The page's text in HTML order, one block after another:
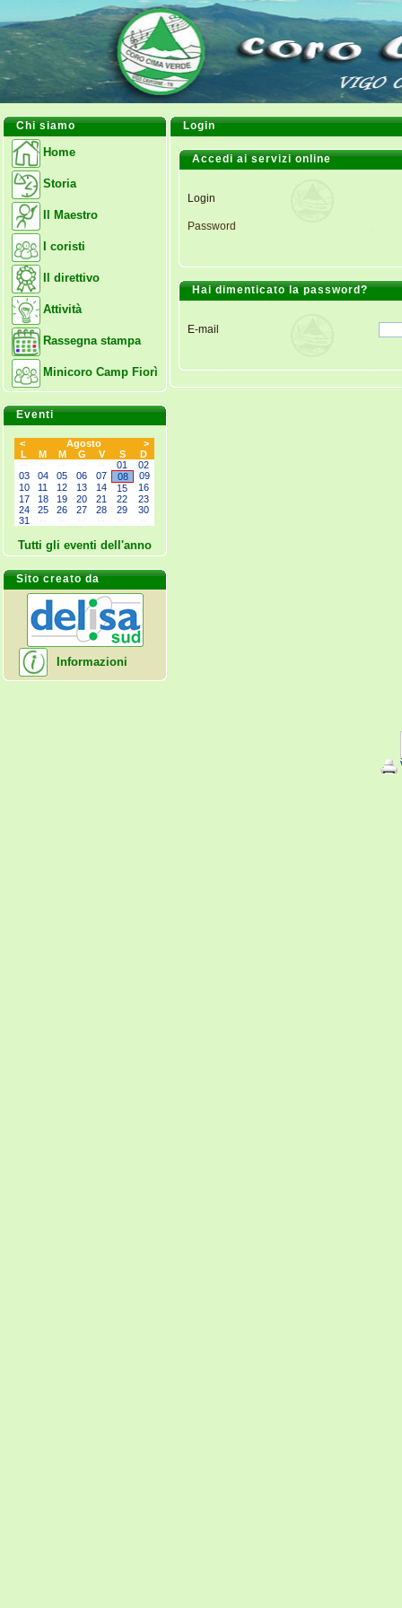
Chi siamo
Home
Storia
Il Maestro
I coristi
Il direttivo
Attività
Rassegna stampa
Minicoro Camp Fiorì
Eventi
< Agosto
>
L
M M G V S
D
01
02
03
04 05 06 07 08
09
10
11 12 13 14 15
16
17
18 19 20 21 22
23
24
25 26 27 28 29
30
31
Tutti gli eventi dell'anno
Sito creato da
Informazioni
Login
Accedi ai servizi online
Login
Password
Hai dimenticato la password?
E-mail